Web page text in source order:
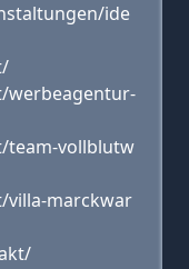
ide
werbeagentur-
team-vollblutw
marckwar